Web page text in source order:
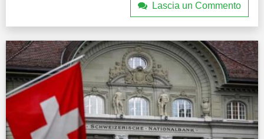
Lascia un Commento